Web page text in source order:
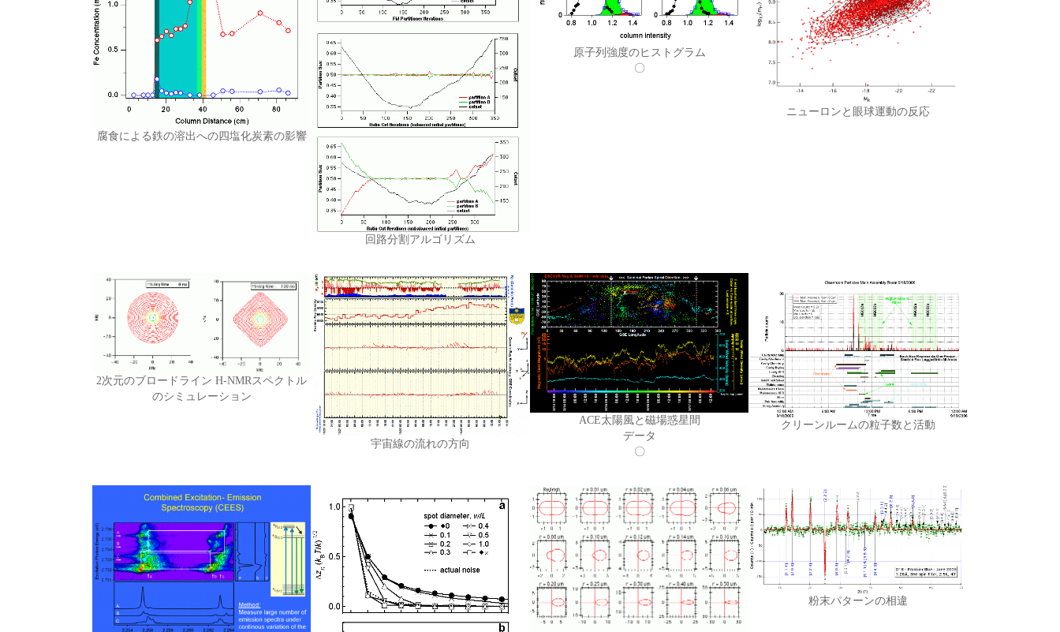
腐食による鉄の溶出への四塩化炭素の影響
回路分割アルゴリズム
原子列強度のヒストグラム
〇
ニューロンと眼球運動の反応
2次元のブロードライン H-NMRスペクトル
のシミュレーション
宇宙線の流れの方向
ACE太陽風と磁場惑星間
データ
〇
クリーンルームの粒子数と活動
粉末パターンの相違